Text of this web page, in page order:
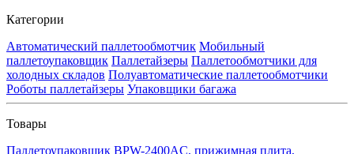
Категории
Автоматический паллетообмотчик Мобильный
паллетоупаковщик Паллетайзеры Паллетообмотчики для
холодных складов Полуавтоматические паллетообмотчики
Роботы паллетайзеры Упаковщики багажа
Товары
Паллетоупаковщик BPW-2400AC, прижимная плита,